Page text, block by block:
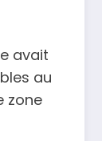
avait
au
zone